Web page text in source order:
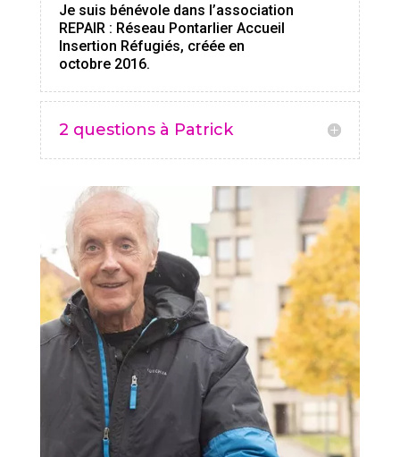
Je suis bénévole dans l’association
REPAIR : Réseau Pontarlier Accueil
Insertion Réfugiés, créée en
octobre 2016.
2 questions à Patrick